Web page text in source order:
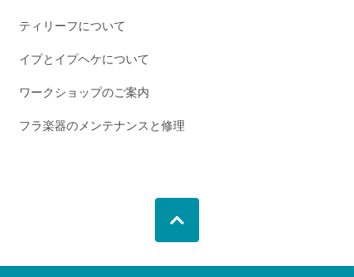
ティリーフについて
イプとイプヘケについて
ワークショップのご案内
フラ楽器のメンテナンスと修理